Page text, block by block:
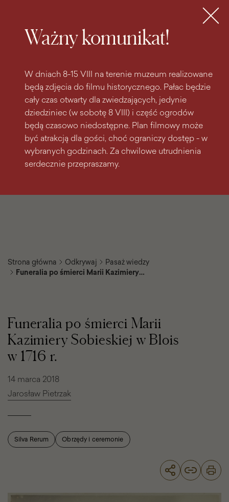
Ważny komunikat!
W dniach 8-15 VIII na terenie muzeum realizowane
będą zdjęcia do filmu historycznego. Pałac będzie
cały czas otwarty dla zwiedzających, jedynie
dziedziniec (w sobotę 8 VIII) i część ogrodów
będą czasowo niedostępne. Plan filmowy może
być atrakcją dla gości, choć ograniczy dostęp - w
wybranych godzinach. Za chwilowe utrudnienia
serdecznie przepraszamy.
MENU
Strona główna Odkrywaj
Pasaż wiedzy
Funeralia po śmierci Marii Kazimiery
śmierci
Marii
Kazimiery
Sobieskiej
w
Blois
1716
r.
Funeralia po śmierci Marii
Kazimiery Sobieskiej w Blois
w 1716 r.
14 marca 2018
Jarosław Pietrzak
Silva Rerum Obrzędy i ceremonie
Funeralia